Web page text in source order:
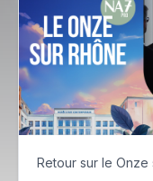
Retour sur le Onze